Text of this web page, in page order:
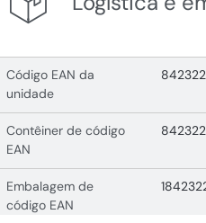
Código EAN da
unidade
Contêiner de código
EAN
Embalagem de
código EAN